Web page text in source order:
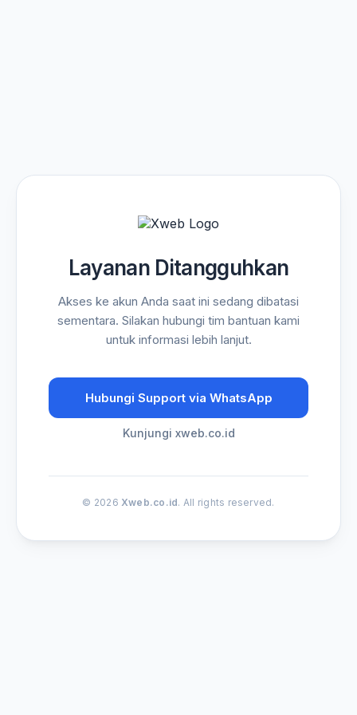
Layanan Ditangguhkan
Akses ke akun Anda saat ini sedang dibatasi
sementara. Silakan hubungi tim bantuan kami
untuk informasi lebih lanjut.
Hubungi Support via WhatsApp
Kunjungi xweb.co.id
© 2026 Xweb.co.id. All rights reserved.